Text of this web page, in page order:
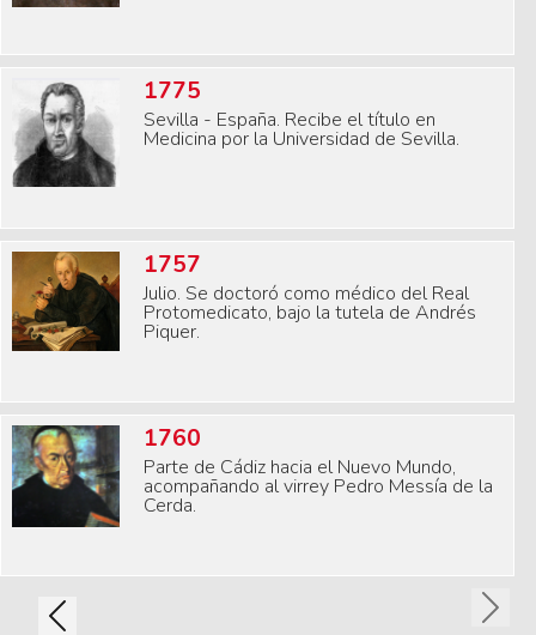
1775
Sevilla - España. Recibe el título en
Medicina por la Universidad de Sevilla.
1757
Julio. Se doctoró como médico del Real
Protomedicato, bajo la tutela de Andrés
Piquer.
1760
Parte de Cádiz hacia el Nuevo Mundo,
acompañando al virrey Pedro Messía de la
Cerda.
Next